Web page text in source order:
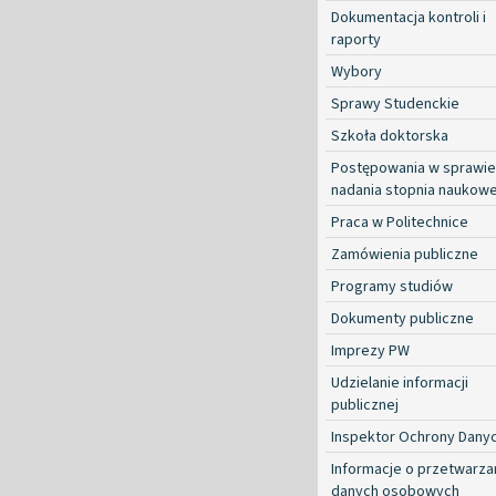
Dokumentacja kontroli i
raporty
Wybory
Sprawy Studenckie
Szkoła doktorska
Postępowania w sprawie
nadania stopnia
Praca w Politechnice
Zamówienia publiczne
Programy studiów
Dokumenty publiczne
Imprezy PW
Udzielanie informacji
publicznej
Inspektor Ochrony
Informacje o
danych osobowych